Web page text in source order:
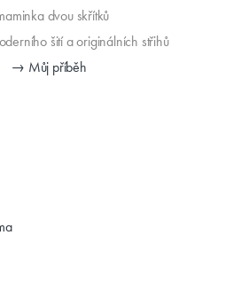
dvou skřítků
šití a originálních střihů
→ Můj příběh